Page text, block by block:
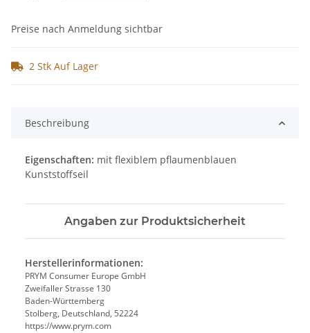
Preise nach Anmeldung sichtbar
2 Stk Auf Lager
Beschreibung
Eigenschaften: mit flexiblem pflaumenblauen
Kunststoffseil
Angaben zur Produktsicherheit
Herstellerinformationen:
PRYM Consumer Europe GmbH
Zweifaller Strasse 130
Baden-Württemberg
Stolberg, Deutschland, 52224
https://www.prym.com